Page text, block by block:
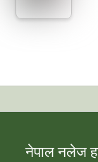
नेपाल नलेज